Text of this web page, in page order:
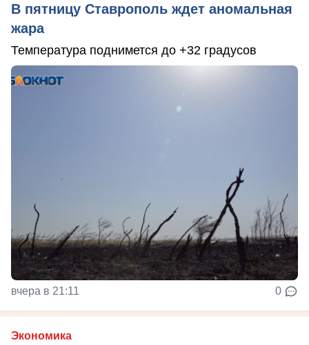
В пятницу Ставрополь ждет аномальная
жара
Температура поднимется до +32 градусов
вчера в 21:11 0
Экономика